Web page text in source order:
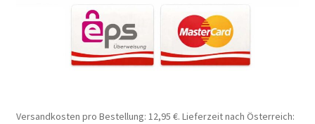
Versandkosten pro Bestellung: 12,95 €. Lieferzeit nach Österreich: